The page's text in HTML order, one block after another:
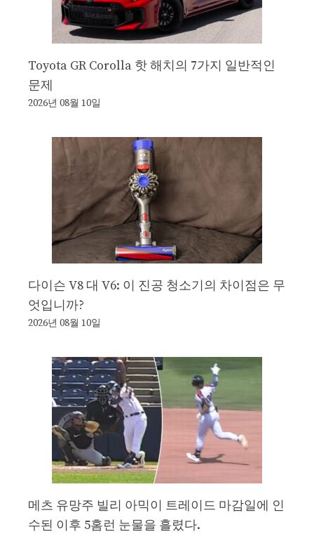
Toyota GR Corolla 핫 해치의 7가지 일반적인
문제
2026년 08월 10일
다이슨 V8 대 V6: 이 진공 청소기의 차이점은 무
엇입니까?
2026년 08월 10일
메츠 유망주 빌리 아믹이 트레이드 마감일에 인
수된 이후 5홈런 눈물을 흘렸다.